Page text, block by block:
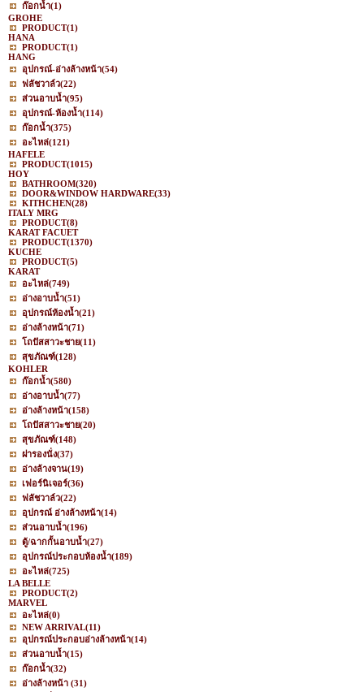
ก๊อกน้ำ(1)
GROHE
PRODUCT(1)
HANA
PRODUCT(1)
HANG
อุปกรณ์-อ่างล้างหน้า(54)
ฟลัชวาล์ว(22)
ส่วนอาบน้ำ(95)
อุปกรณ์-ห้องน้ำ(114)
ก๊อกน้ำ(375)
อะไหล่(121)
HAFELE
PRODUCT(1015)
HOY
BATHROOM(320)
DOOR&WINDOW HARDWARE(33)
KITHCHEN(28)
ITALY MRG
PRODUCT(8)
KARAT FACUET
PRODUCT(1370)
KUCHE
PRODUCT(5)
KARAT
อะไหล่(749)
อ่างอาบน้ำ(51)
อุปกรณ์ห้องน้ำ(21)
อ่างล้างหน้า(71)
โถปัสสาวะชาย(11)
สุขภัณฑ์(128)
KOHLER
ก๊อกน้ำ(580)
อ่างอาบน้ำ(77)
อ่างล้างหน้า(158)
โถปัสสาวะชาย(20)
สุขภัณฑ์(148)
ฝารองนั่ง(37)
อ่างล้างจาน(19)
เฟอร์นิเจอร์(36)
ฟลัชวาล์ว(22)
อุปกรณ์ อ่างล้างหน้า(14)
ส่วนอาบน้ำ(196)
ตู้/ฉากกั้นอาบน้ำ(27)
อุปกรณ์ประกอบห้องน้ำ(189)
อะไหล่(725)
LA BELLE
PRODUCT(2)
MARVEL
อะไหล่(0)
NEW ARRIVAL(11)
อุปกรณ์ประกอบอ่างล้างหน้า(14)
ส่วนอาบน้ำ(15)
ก๊อกน้ำ(32)
อ่างล้างหน้า (31)